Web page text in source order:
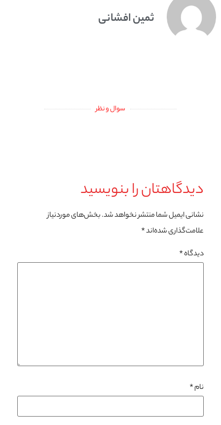
ثمین افشانی
سوال و نظر
دیدگاهتان را بنویسید
نشانی ایمیل شما منتشر نخواهد شد.بخش‌های موردنیاز
علامت‌گذاری شده‌اند*
دیدگاه*
نام*